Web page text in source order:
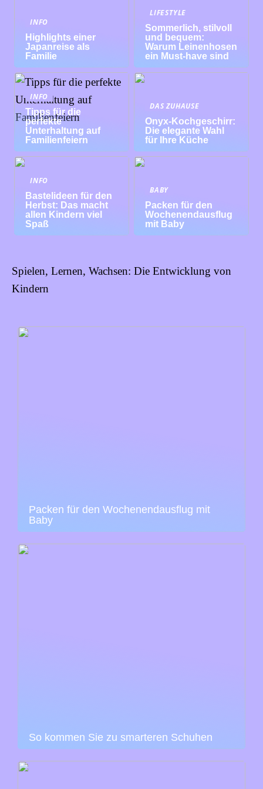
INFO
Highlights einer
Japanreise als
Familie
LIFESTYLE
Sommerlich, stilvoll
und bequem:
Warum Leinenhosen
ein Must-have sind
INFO
Tipps für die
perfekte
Unterhaltung auf
Familienfeiern
DAS ZUHAUSE
Onyx-Kochgeschirr:
Die elegante Wahl
für Ihre Küche
INFO
Bastelideen für den
Herbst: Das macht
allen Kindern viel
Spaß
BABY
Packen für den
Wochenendausflug
mit Baby
Spielen, Lernen, Wachsen: Die Entwicklung von
Kindern
Packen für den Wochenendausflug mit
Baby
So kommen Sie zu smarteren Schuhen